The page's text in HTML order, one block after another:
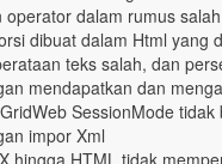
operator dalam rumus
dibuat dalam Html yang
teks salah, dan
mendapatkan dan
SessionMode tidak
impor Xml
hingga HTML tidak